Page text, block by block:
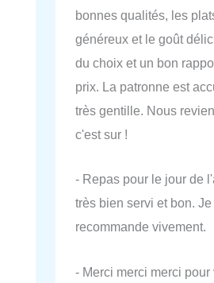
bonnes qualités, les
généreux et le goût
du choix et un bon
prix. La patronne est
très gentille. Nous
c'est sur !
- Repas pour le jour de
très bien servi et bon. Je
recommande vivement.
- Merci merci merci pour